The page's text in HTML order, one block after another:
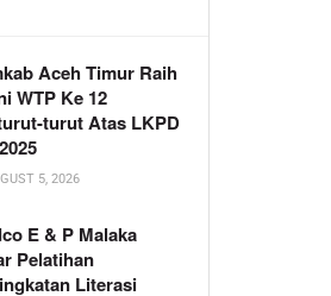
Aceh Timur Raih
WTP Ke 12
turut Atas LKPD
5, 2026
E & P Malaka
Pelatihan
Literasi